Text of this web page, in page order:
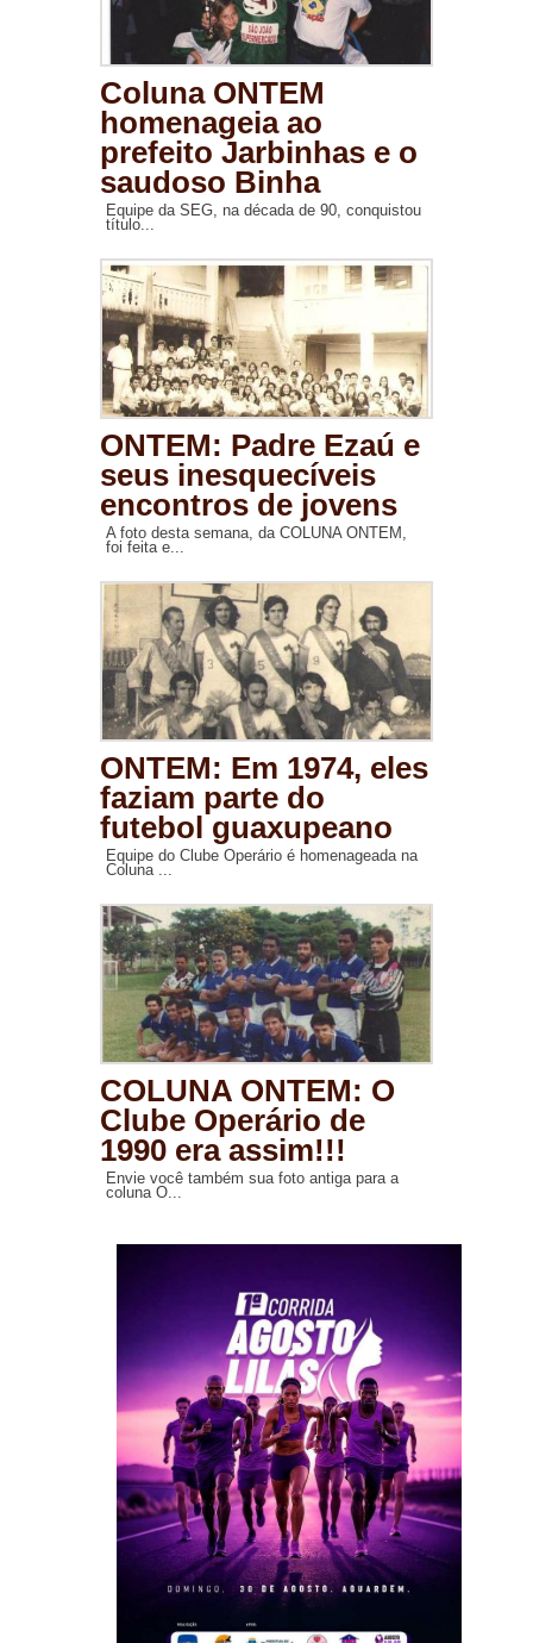
Coluna ONTEM
homenageia ao
prefeito Jarbinhas e o
saudoso Binha
Equipe da SEG, na década de 90, conquistou
título...
ONTEM: Padre Ezaú e
seus inesquecíveis
encontros de jovens
A foto desta semana, da COLUNA ONTEM,
foi feita e...
ONTEM: Em 1974, eles
faziam parte do
futebol guaxupeano
Equipe do Clube Operário é homenageada na
Coluna ...
COLUNA ONTEM: O
Clube Operário de
1990 era assim!!!
Envie você também sua foto antiga para a
coluna O...